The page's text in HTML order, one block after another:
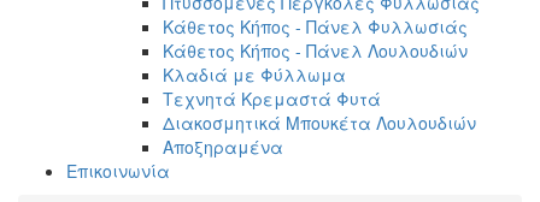
Κάθετος Κήπος - Πάνελ Φυλλωσιάς
Κάθετος Κήπος - Πάνελ Λουλουδιών
Κλαδιά με Φύλλωμα
Τεχνητά Κρεμαστά Φυτά
Διακοσμητικά Μπουκέτα Λουλουδιών
Αποξηραμένα
Επικοινωνία